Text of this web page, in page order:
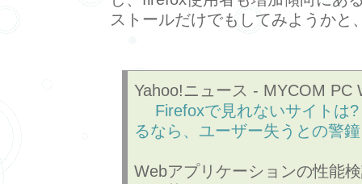
ストールだけでもしてみようかと
Yahoo!ニュース - MYCOM PC
Firefoxで見れないサイトは
るなら、ユーザー失うとの警鐘
Webアプリケーションの性能